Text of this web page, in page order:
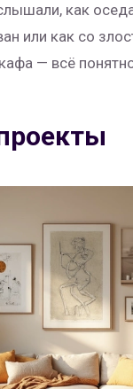
как
или как со
— всё